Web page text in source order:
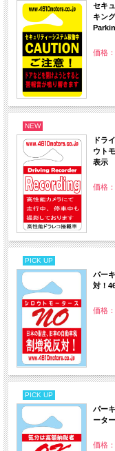
セキ
キン
価格
NEW
ドラ
ウト
表示
価格
PICK UP
パー
対！
価格
PICK UP
パー
ータ
価格